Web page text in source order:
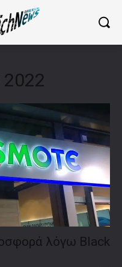
2022
λόγω Black